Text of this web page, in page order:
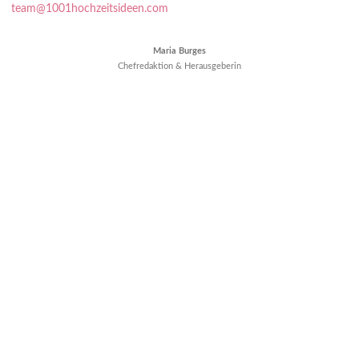
team@1001hochzeitsideen.com
Maria Burges
Chefredaktion & Herausgeberin